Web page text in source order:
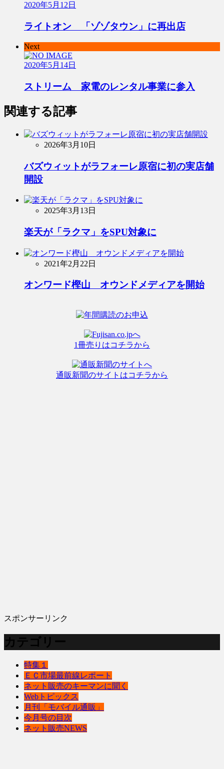
2020年5月12日
ライトオン 「ゾゾタウン」に再出店
Next
2020年5月14日
ストリーム 家電のレンタル事業に参入
関連する記事
2026年3月10日
バズウィットがラフォーレ原宿に初の実店舗
開設
2025年3月13日
楽天が「ラクマ」をSPU対象に
2021年2月22日
オンワード樫山 オウンドメディアを開始
1冊売りはコチラから
通販新聞のサイトはコチラから
スポンサーリンク
カテゴリー
特集１
ＥＣ市場最前線レポート
ネット販売のキーマンに聞く
Webトピックス
月刊「モバイル通販」
今月号の目次
ネット販売NEWS